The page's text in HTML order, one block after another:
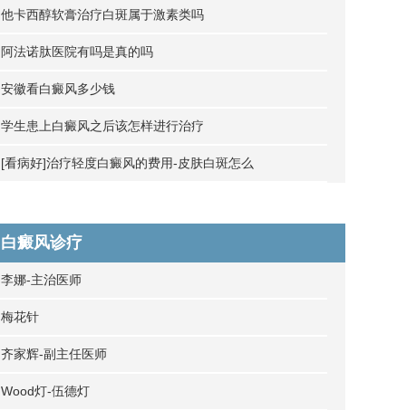
他卡西醇软膏治疗白斑属于激素类吗
阿法诺肽医院有吗是真的吗
安徽看白癜风多少钱
学生患上白癜风之后该怎样进行治疗
[看病好]治疗轻度白癜风的费用-皮肤白斑怎么
白癜风诊疗
李娜-主治医师
梅花针
齐家辉-副主任医师
Wood灯-伍德灯